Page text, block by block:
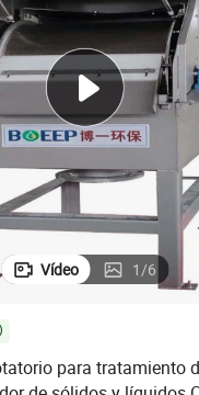
Vídeo 1/6
para tratamiento